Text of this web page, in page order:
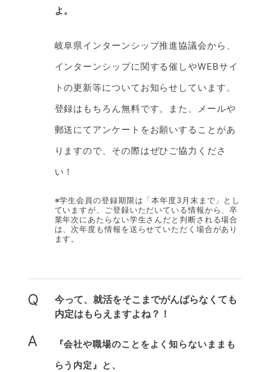
よ。
岐阜県インターンシップ推進協議会から、
インターンシップに関する催しやWEBサイ
トの更新等についてお知らせしています。
登録はもちろん無料です。また、メールや
郵送にてアンケートをお願いすることがあ
りますので、その際はぜひご協力くださ
い！
※学生会員の登録期限は「本年度3月末まで」とし
ていますが、ご登録いただいている情報から、卒
業年次にあたらない学生さんだと判断される場合
は、次年度も情報を送らせていただく場合があり
ます。
Q
今って、就活をそこまでがんばらなくても
内定はもらえますよね？！
A
『会社や職場のことをよく知らないままも
らう内定』と、